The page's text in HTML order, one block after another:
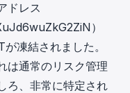
ドレス
）
凍結されました。
は通常のリスク管理
ろ、非常に特定され